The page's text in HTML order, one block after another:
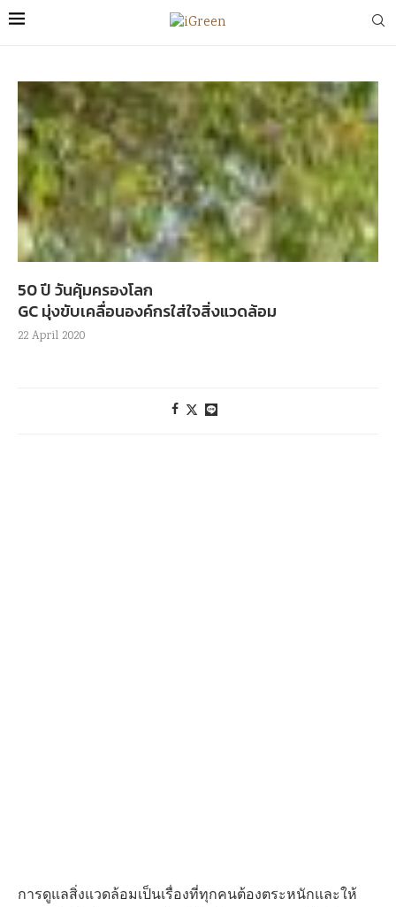
50 ปี วันคุ้มครองโลก
GC มุ่งขับเคลื่อนองค์กรใส่ใจสิ่งแวดล้อม
22 April 2020
การดูแลสิ่งแวดล้อมเป็นเรื่องที่ทุกคนต้องตระหนักและให้